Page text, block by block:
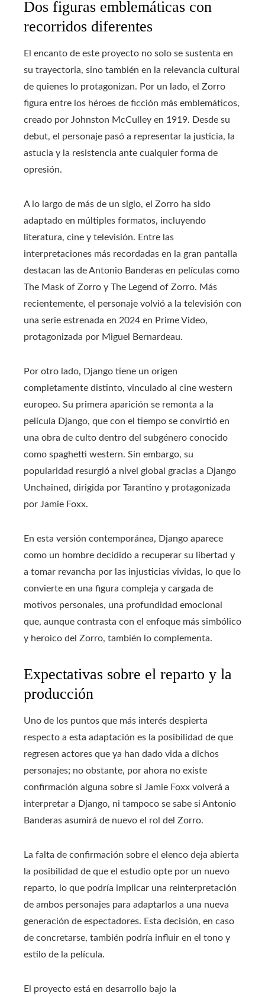
Dos figuras emblemáticas con
recorridos diferentes
El encanto de este proyecto no solo se sustenta en
su trayectoria, sino también en la relevancia cultural
de quienes lo protagonizan. Por un lado, el Zorro
figura entre los héroes de ficción más emblemáticos,
creado por Johnston McCulley en 1919. Desde su
debut, el personaje pasó a representar la justicia, la
astucia y la resistencia ante cualquier forma de
opresión.
A lo largo de más de un siglo, el Zorro ha sido
adaptado en múltiples formatos, incluyendo
literatura, cine y televisión. Entre las
interpretaciones más recordadas en la gran pantalla
destacan las de Antonio Banderas en películas como
The Mask of Zorro y The Legend of Zorro. Más
recientemente, el personaje volvió a la televisión con
una serie estrenada en 2024 en Prime Video,
protagonizada por Miguel Bernardeau.
Por otro lado, Django tiene un origen
completamente distinto, vinculado al cine western
europeo. Su primera aparición se remonta a la
película Django, que con el tiempo se convirtió en
una obra de culto dentro del subgénero conocido
como spaghetti western. Sin embargo, su
popularidad resurgió a nivel global gracias a Django
Unchained, dirigida por Tarantino y protagonizada
por Jamie Foxx.
En esta versión contemporánea, Django aparece
como un hombre decidido a recuperar su libertad y
a tomar revancha por las injusticias vividas, lo que lo
convierte en una figura compleja y cargada de
motivos personales, una profundidad emocional
que, aunque contrasta con el enfoque más simbólico
y heroico del Zorro, también lo complementa.
Expectativas sobre el reparto y la
producción
Uno de los puntos que más interés despierta
respecto a esta adaptación es la posibilidad de que
regresen actores que ya han dado vida a dichos
personajes; no obstante, por ahora no existe
confirmación alguna sobre si Jamie Foxx volverá a
interpretar a Django, ni tampoco se sabe si Antonio
Banderas asumirá de nuevo el rol del Zorro.
La falta de confirmación sobre el elenco deja abierta
la posibilidad de que el estudio opte por un nuevo
reparto, lo que podría implicar una reinterpretación
de ambos personajes para adaptarlos a una nueva
generación de espectadores. Esta decisión, en caso
de concretarse, también podría influir en el tono y
estilo de la película.
El proyecto está en desarrollo bajo la